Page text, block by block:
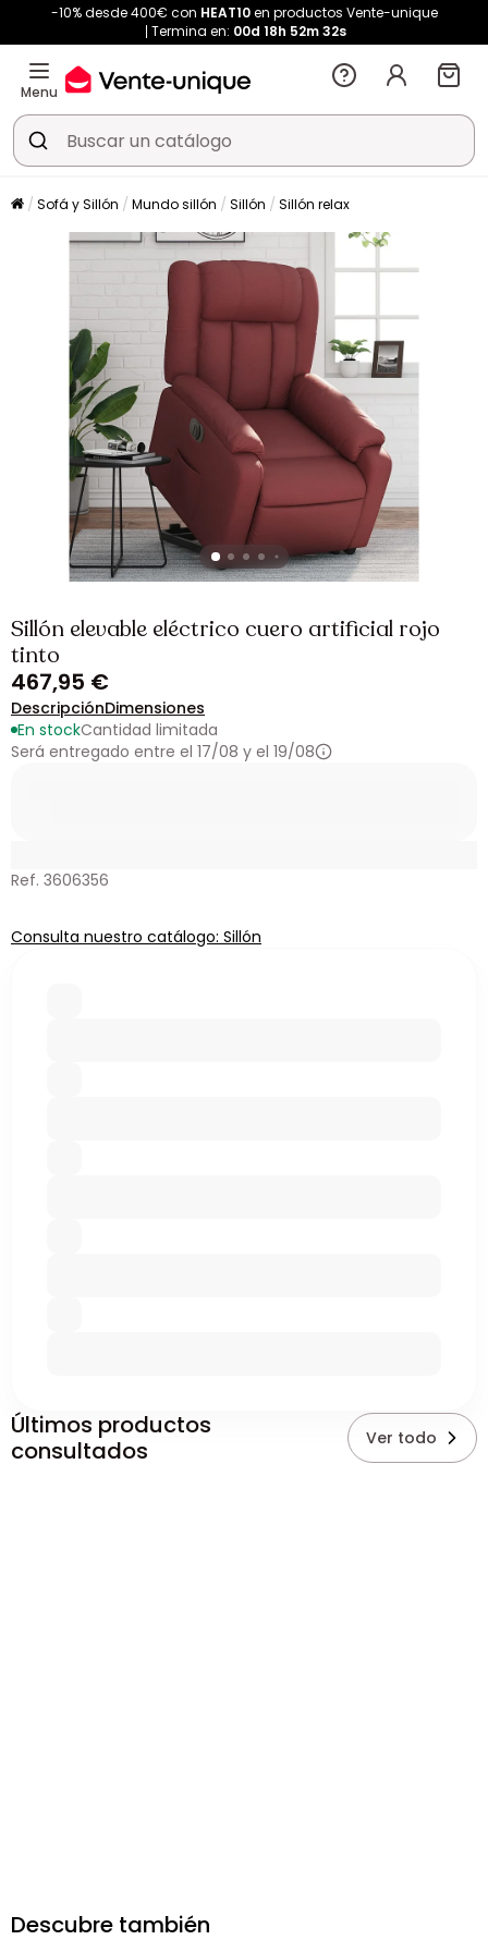
-10% desde 400€ con HEAT10en productos Vente-unique
Termina en: 00d 18h 52m 31s
Menu
Sofá y Sillón Mundo sillón Sillón Sillón relax
Sillón elevable eléctrico cuero artificial rojo
tinto
467,95 €
DescripciónDimensiones
En stockCantidad limitada
Será entregado entre el 17/08 y el 19/08
Ref. 3606356
Consulta nuestro catálogo: Sillón
Últimos productos
consultados
Ver todo
Descubre también